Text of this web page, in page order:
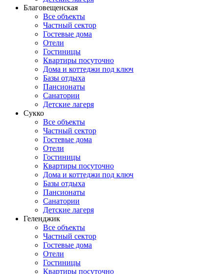
Благовещенская
Все объекты
Частный сектор
Гостевые дома
Отели
Гостиницы
Квартиры посуточно
Дома и коттеджи под ключ
Базы отдыха
Пансионаты
Санатории
Детские лагеря
Сукко
Все объекты
Частный сектор
Гостевые дома
Отели
Гостиницы
Квартиры посуточно
Дома и коттеджи под ключ
Базы отдыха
Пансионаты
Санатории
Детские лагеря
Геленджик
Все объекты
Частный сектор
Гостевые дома
Отели
Гостиницы
Квартиры посуточно